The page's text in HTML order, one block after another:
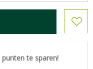
te sparen!